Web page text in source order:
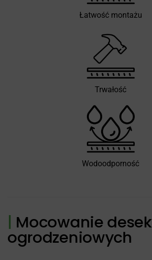
Łatwość montażu
Trwałość
Wodoodporność
| Mocowanie desek
ogrodzeniowych